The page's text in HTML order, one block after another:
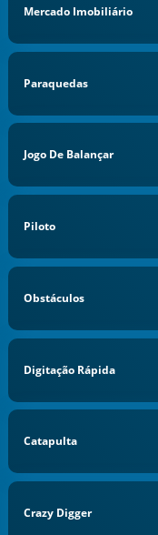
Mercado Imobiliário
Paraquedas
Jogo De Balançar
Piloto
Obstáculos
Digitação Rápida
Catapulta
Crazy Digger